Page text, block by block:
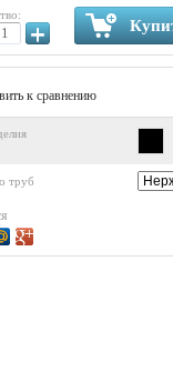
+
к сравнению
труб